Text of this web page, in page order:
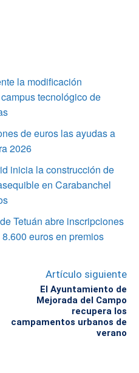
la modificación
tecnológico de
de euros las ayudas a
2026
inicia la construcción de
en Carabanchel
Tetuán abre inscripciones
euros en premios
Artículo siguiente
El Ayuntamiento de
Mejorada del Campo
recupera los
campamentos urbanos de
verano